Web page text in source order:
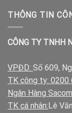
THÔNG TIN
CÔNG TY TNHH
VPĐD: Số 609,
TK công ty: 0200
Ngân Hàng
TK cá nhân: Lê